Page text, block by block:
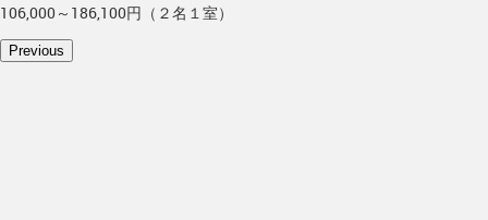
106,000～186,100円（２名１室）
Previous